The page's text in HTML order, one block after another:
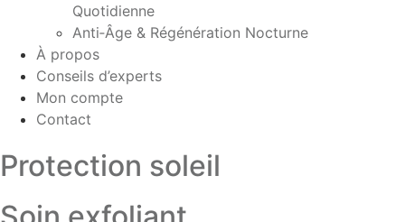
Quotidienne
Anti‑Âge & Régénération Nocturne
À propos
Conseils d’experts
Mon compte
Contact
Protection soleil